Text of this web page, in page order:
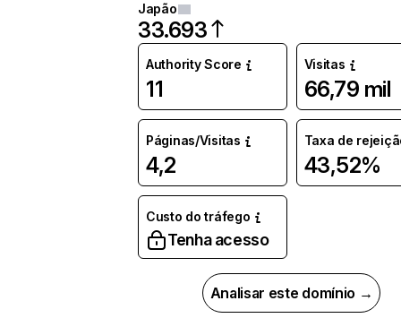
Japão
33.693
Authority Score
11
Visitas
66,79 mil
Páginas/Visitas
4,2
Taxa de
43,52%
Custo do tráfego
Tenha acesso
Analisar este domínio →